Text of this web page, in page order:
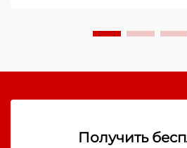
Получить